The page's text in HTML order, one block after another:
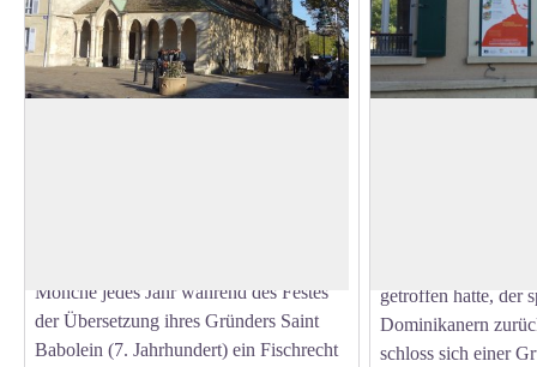
Mönche jedes Jahr während des Festes
der Übersetzung ihres Gründers Saint
Babolein (7. Jahrhundert) ein Fischrecht
getroffen hatte, der
Dominikanern
schloss sich einer